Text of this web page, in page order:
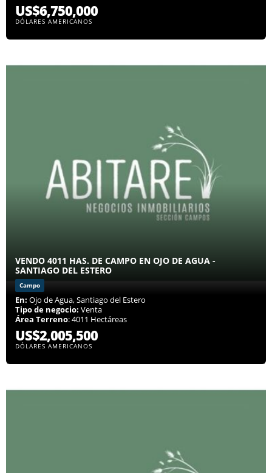
US$6,750,000
DÓLARES AMERICANOS
VENDO 4011 HAS. DE CAMPO EN OJO DE AGUA -
SANTIAGO DEL ESTERO
Campo
En: Ojo de Agua, Santiago del Estero
Tipo de negocio: Venta
Área Terreno: 4011 Hectáreas
US$2,005,500
DÓLARES AMERICANOS